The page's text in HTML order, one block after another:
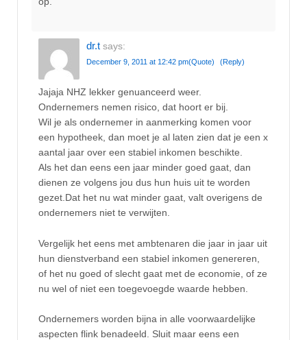
dr.t says:
December 9, 2011 at 12:42 pm(Quote) (Reply)
Jajaja NHZ lekker genuanceerd weer.
Ondernemers nemen risico, dat hoort er bij.
Wil je als ondernemer in aanmerking komen voor
een hypotheek, dan moet je al laten zien dat je een x
aantal jaar over een stabiel inkomen beschikte.
Als het dan eens een jaar minder goed gaat, dan
dienen ze volgens jou dus hun huis uit te worden
gezet.Dat het nu wat minder gaat, valt overigens de
ondernemers niet te verwijten.
Vergelijk het eens met ambtenaren die jaar in jaar uit
hun dienstverband een stabiel inkomen genereren,
of het nu goed of slecht gaat met de economie, of ze
nu wel of niet een toegevoegde waarde hebben.
Ondernemers worden bijna in alle voorwaardelijke
aspecten flink benadeeld. Sluit maar eens een